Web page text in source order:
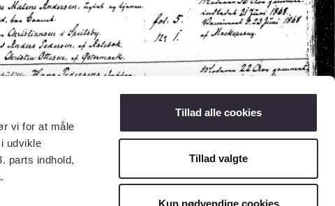
vi for at måle
udvikle
parts indhold,
Tillad alle cookies
Tillad valgte
Kun nødvendige cookies